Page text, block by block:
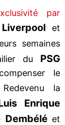
par
Liverpool et
semaines
du PSG
le
la
Enrique
Dembéléet